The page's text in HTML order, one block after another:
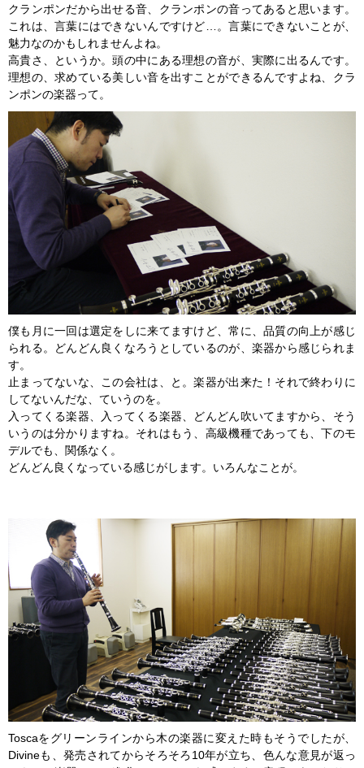
クランポンだから出せる音、クランポンの音ってあると思います。
これは、言葉にはできないんですけど…。言葉にできないことが、
魅力なのかもしれませんよね。
高貴さ、というか。頭の中にある理想の音が、実際に出るんです。
理想の、求めている美しい音を出すことができるんですよね、クラ
ンポンの楽器って。
僕も月に一回は選定をしに来てますけど、常に、品質の向上が感じ
られる。どんどん良くなろうとしているのが、楽器から感じられま
す。
止まってないな、この会社は、と。楽器が出来た！それで終わりに
してないんだな、ていうのを。
入ってくる楽器、入ってくる楽器、どんどん吹いてますから、そう
いうのは分かりますね。それはもう、高級機種であっても、下のモ
デルでも、関係なく。
どんどん良くなっている感じがします。いろんなことが。
Toscaをグリーンラインから木の楽器に変えた時もそうでしたが、
Divineも、発売されてからそろそろ10年が立ち、色んな意見が返っ